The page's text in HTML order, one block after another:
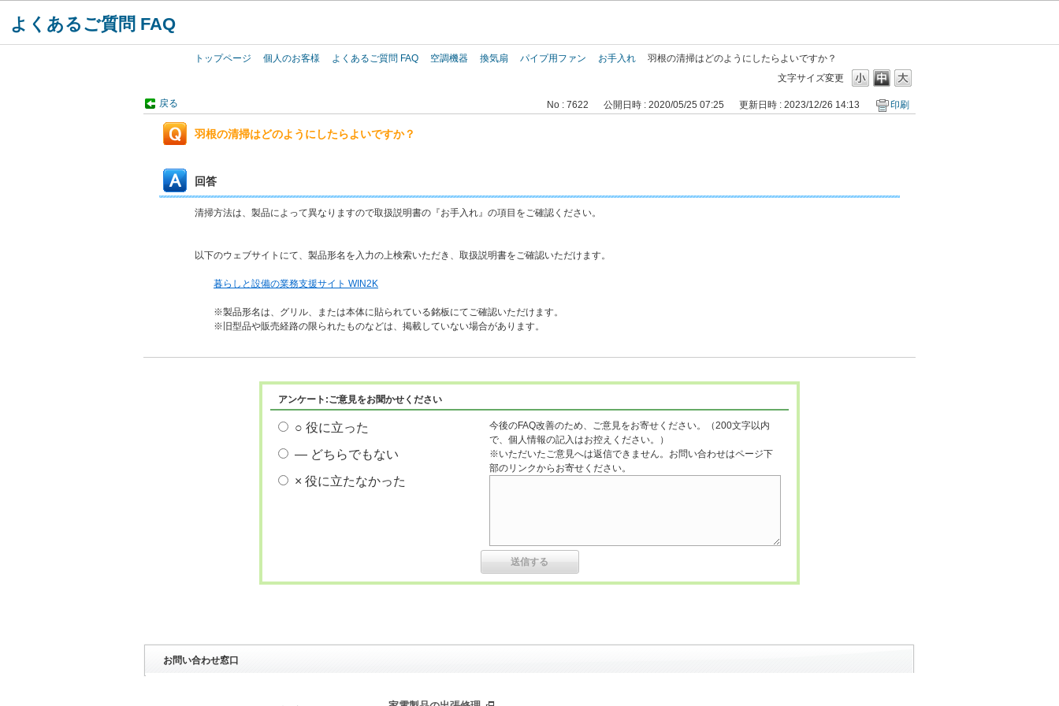
よくあるご質問 FAQ
トップページ 個人のお客様 よくあるご質問 FAQ 空調機器 換気扇 パイプ用ファン お手入れ
羽根の清掃はどのようにしたらよいですか？
文字サイズ変更
戻る No : 7622 公開日時 : 2020/05/25 07:25 更新日時 : 2023/12/26 14:13 印刷
羽根の清掃はどのようにしたらよいですか？
回答
清掃方法は、製品によって異なりますので取扱説明書の『お手入れ』の項目をご確認ください。
以下のウェブサイトにて、製品形名を入力の上検索いただき、取扱説明書をご確認いただけます。
暮らしと設備の業務支援サイト WIN2K
※製品形名は、グリル、または本体に貼られている銘板にてご確認いただけます。
※旧型品や販売経路の限られたものなどは、掲載していない場合があります。
アンケート:ご意見をお聞かせください
○ 役に立った
― どちらでもない
× 役に立たなかった
今後のFAQ改善のため、ご意見をお寄せください。（200文字以内
で、個人情報の記入はお控えください。）
※いただいたご意見へは返信できません。お問い合わせはページ下
部のリンクからお寄せください。
お問い合わせ窓口